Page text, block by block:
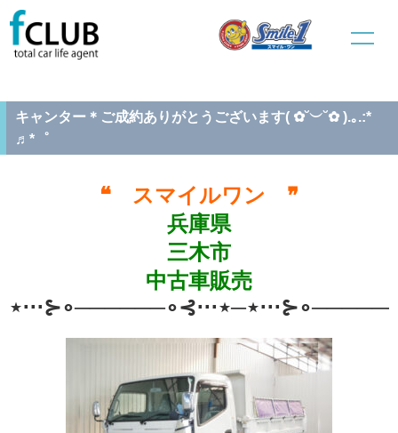
ホーム
キャンター＊ご成約ありがとうございます( ✿˘︶˘✿ ).｡.:* ♬*゜
キャンター＊ご成約ありがとうございます( ✿˘︶˘✿ ).｡.:*
♬*゜
❝ スマイルワン ❞
兵庫県
三木市
中古車販売